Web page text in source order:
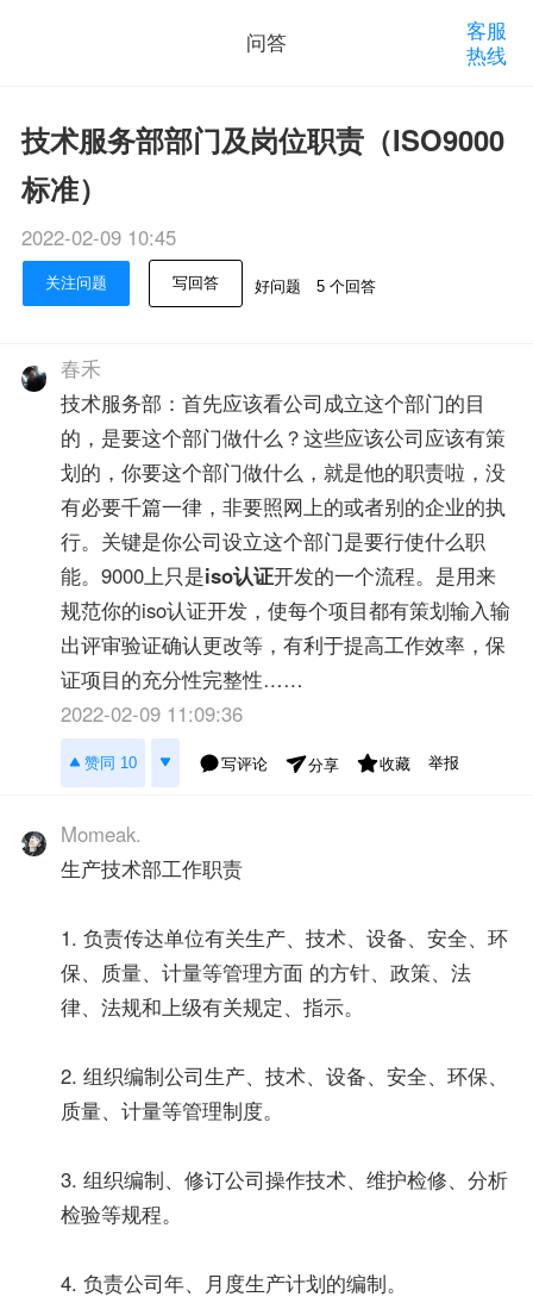
问答
客服
热线
技术服务部部门及岗位职责（ISO9000
标准）
2022-02-09 10:45
关注问题 写回答 好问题 5 个回答
春禾
技术服务部：首先应该看公司成立这个部门的目
的，是要这个部门做什么？这些应该公司应该有策
划的，你要这个部门做什么，就是他的职责啦，没
有必要千篇一律，非要照网上的或者别的企业的执
行。关键是你公司设立这个部门是要行使什么职
能。9000上只是iso认证开发的一个流程。是用来
规范你的iso认证开发，使每个项目都有策划输入输
出评审验证确认更改等，有利于提高工作效率，保
证项目的充分性完整性……
2022-02-09 11:09:36
赞同 10 写评论 分享 收藏 举报
Momeak.
生产技术部工作职责
1. 负责传达单位有关生产、技术、设备、安全、环
保、质量、计量等管理方面 的方针、政策、法
律、法规和上级有关规定、指示。
2. 组织编制公司生产、技术、设备、安全、环保、
质量、计量等管理制度。
3. 组织编制、修订公司操作技术、维护检修、分析
检验等规程。
4. 负责公司年、月度生产计划的编制。